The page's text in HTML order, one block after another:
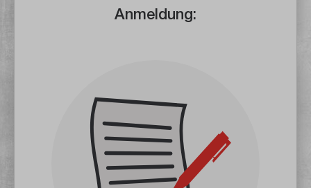
Anmeldung: